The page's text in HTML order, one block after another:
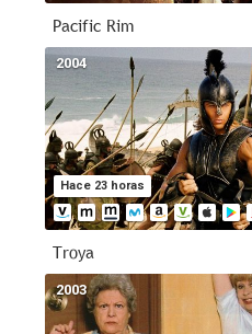
Pacific Rim
Hace 23 horas
2004
Troya
2003